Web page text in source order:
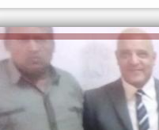
إلهام شرشر تكتب: دي مبقتش كورة..
دي سياسة